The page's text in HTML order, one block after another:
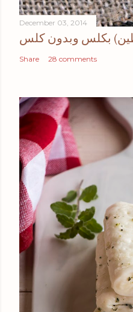
December 03, 2014
بكلس وبدون كلس
Share 28 comments